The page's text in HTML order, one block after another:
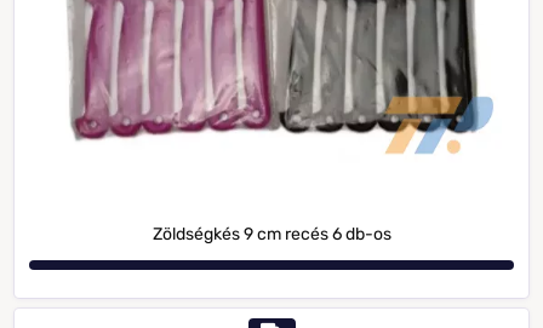
Zöldségkés 9 cm recés 6 db-os